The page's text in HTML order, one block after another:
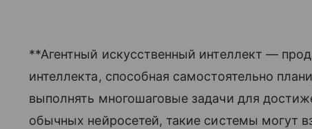
**Агентный искусственный интеллект —
интеллекта, способная самостоятельно
выполнять многошаговые задачи для
обычных нейросетей, такие системы могут